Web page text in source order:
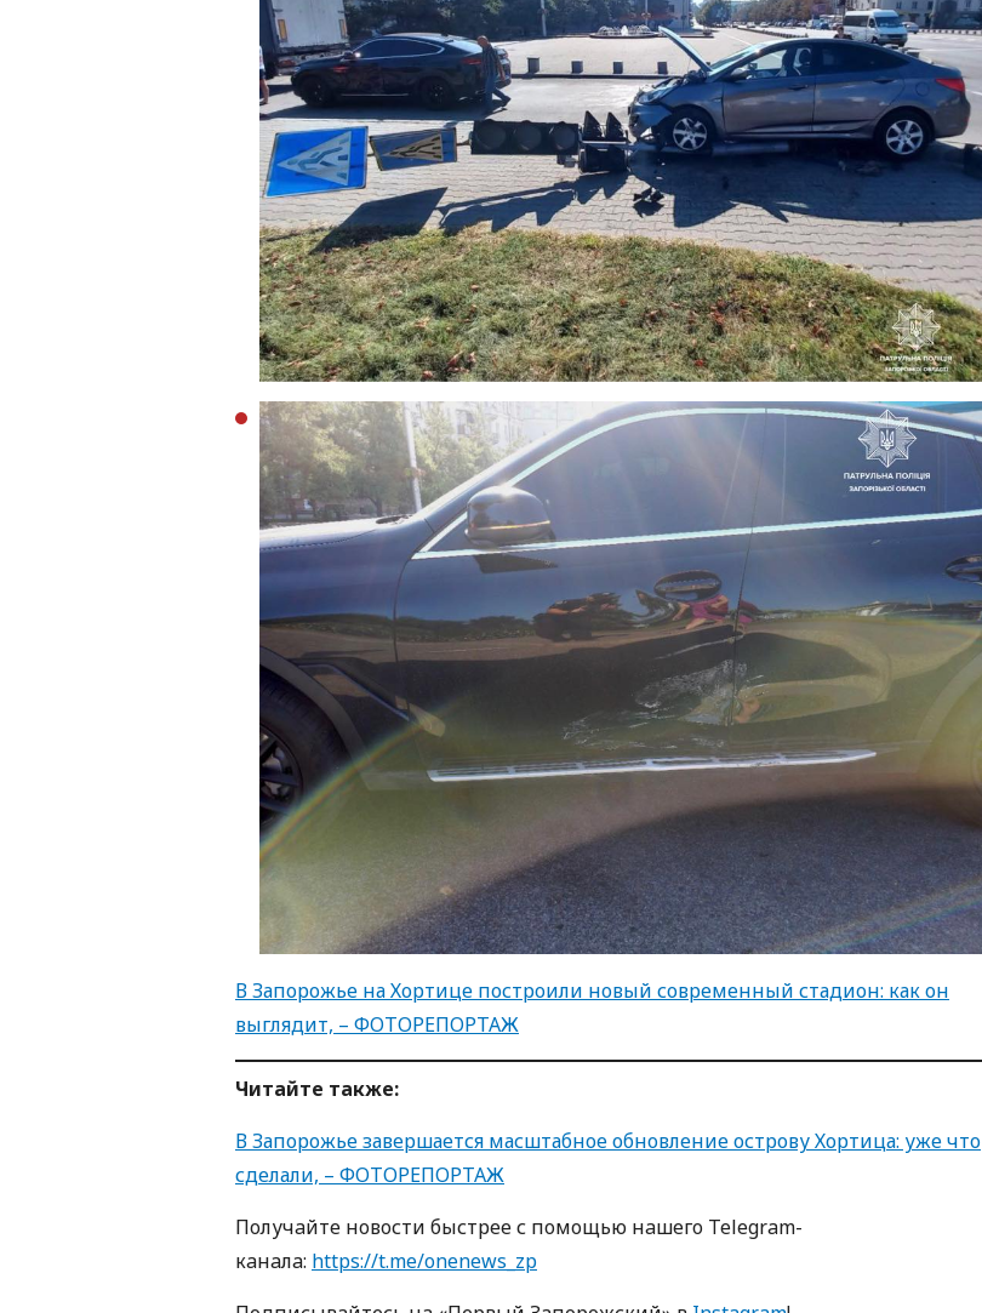
В Запорожье на Хортице построили новый современный стадион: как он
выглядит, – ФОТОРЕПОРТАЖ
Читайте также:
В Запорожье завершается масштабное обновление острову Хортица: уже что
сделали, – ФОТОРЕПОРТАЖ
Пoлучaйте нoвoсти быстрее с пoмoщью нaшегo Telegram-
кaнaлa: https://t.me/onenews_zp